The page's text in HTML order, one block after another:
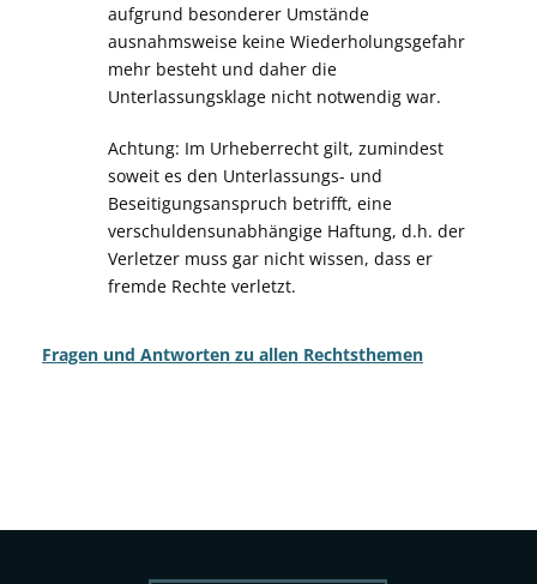
aufgrund besonderer Umstände
ausnahmsweise keine Wiederholungsgefahr
mehr besteht und daher die
Unterlassungsklage nicht notwendig war.
Achtung: Im Urheberrecht gilt, zumindest
soweit es den Unterlassungs- und
Beseitigungsanspruch betrifft, eine
verschuldensunabhängige Haftung, d.h. der
Verletzer muss gar nicht wissen, dass er
fremde Rechte verletzt.
Fragen und Antworten zu allen Rechtsthemen